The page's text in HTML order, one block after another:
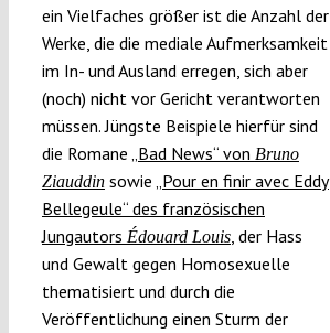
ein Vielfaches größer ist die Anzahl der
Werke, die die mediale Aufmerksamkeit
im In- und Ausland erregen, sich aber
(noch) nicht vor Gericht verantworten
müssen. Jüngste Beispiele hierfür sind
die Romane „Bad News“ von Bruno
Ziauddinsowie „Pour en finir avec Eddy
Bellegeule“ des französischen
Jungautors Édouard Louis, der Hass
und Gewalt gegen Homosexuelle
thematisiert und durch die
Veröffentlichung einen Sturm der